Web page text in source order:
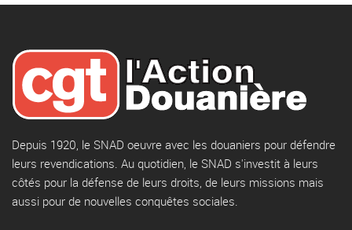
Depuis 1920, le SNAD oeuvre avec les douaniers pour défendre
leurs revendications. Au quotidien, le SNAD s'investit à leurs
côtés pour la défense de leurs droits, de leurs missions mais
aussi pour de nouvelles conquêtes sociales.